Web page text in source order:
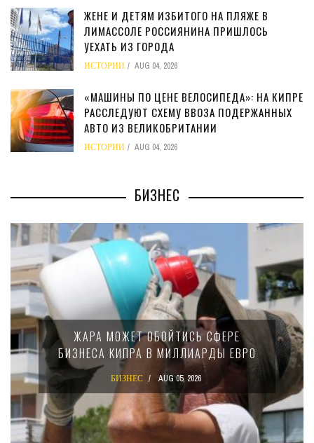
ЖЕНЕ И ДЕТЯМ ИЗБИТОГО НА ПЛЯЖЕ В
ЛИМАССОЛЕ РОССИЯНИНА ПРИШЛОСЬ
УЕХАТЬ ИЗ ГОРОДА
ИСТОРИИ AUG 04, 2026
«МАШИНЫ ПО ЦЕНЕ ВЕЛОСИПЕДА»: НА КИПРЕ
РАССЛЕДУЮТ СХЕМУ ВВОЗА ПОДЕРЖАННЫХ
АВТО ИЗ ВЕЛИКОБРИТАНИИ
ИСТОРИИ AUG 04, 2026
БИЗНЕС
МИНФИН КИПРА ПЕРЕПИСАЛ ЗАКОН О
15-ПРОЦЕНТНОМ НАЛОГЕ ДЛЯ
КРУПНЫХ МЕЖДУНАРОДНЫХ
КОМПАНИЙ
БИЗНЕС AUG 02, 2026